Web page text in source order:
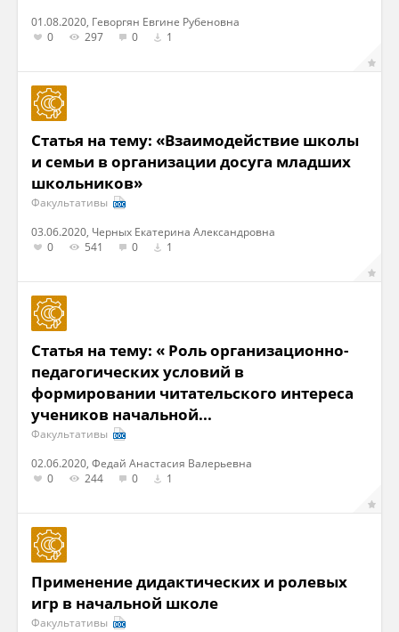
01.08.2020, Геворгян Евгине Рубеновна
0
297 0 1
Статья на тему: «Взаимодействие школы
и семьи в организации досуга младших
школьников»
Факультативы
03.06.2020, Черных Екатерина Александровна
0
541 0 1
Статья на тему: « Роль организационно-
педагогических условий в
формировании читательского интереса
учеников начальной...
Факультативы
02.06.2020, Федай Анастасия Валерьевна
0
244 0 1
Применение дидактических и ролевых
игр в начальной школе
Факультативы